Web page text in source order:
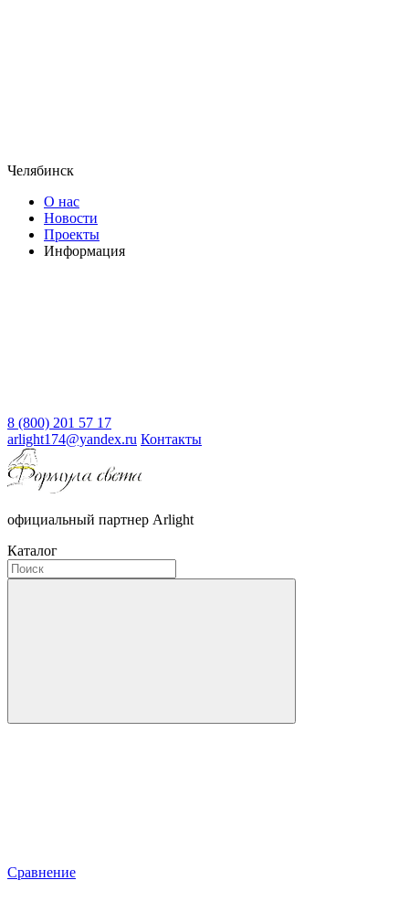
Челябинск
О нас
Новости
Проекты
Информация
8 (800) 201 57 17
arlight174@yandex.ru Контакты
официальный партнер Arlight
Каталог
Сравнение